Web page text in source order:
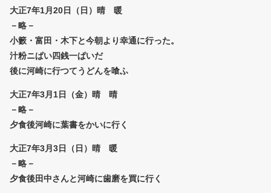
大正7年1月20日（日）晴 暖
－略－
小籔・富田・木下と今朝より幸通に行った。
汁粉ニぱい四銭一ぱいだ
後に河崎に行つてうどんを喰ふ
大正7年3月1日（金）晴 晴
－略－
夕食後河崎に葉書をかいに行く
大正7年3月3日（日）晴 暖
－略－
夕食後田中さんと河崎に歯磨を買に行く